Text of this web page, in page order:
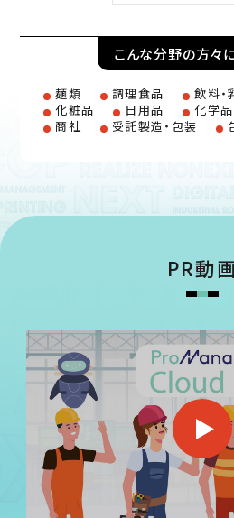
こんな分野の方々
麺類 調理食品 飲料・
化粧品
日用品 化学品
商社
受託製造・包装
PR動